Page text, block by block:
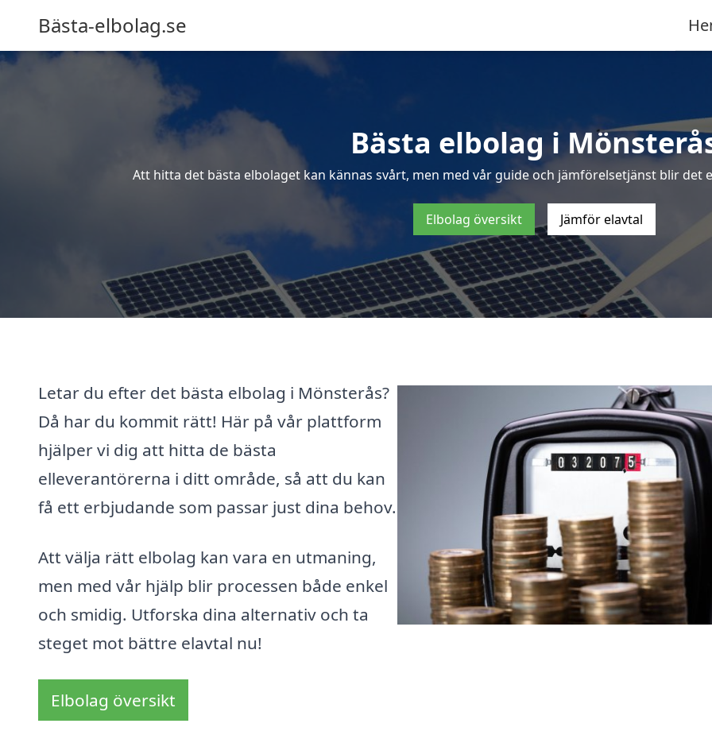
Bästa-elbolag.se
Bästa elbolag i
Att hitta det bästa elbolaget kan kännas svårt, men med vår guide och jämförelsetjänst blir det
Elbolag översikt Jämför elavtal
Letar du efter det bästa elbolag i Mönsterås?
Då har du kommit rätt! Här på vår plattform
hjälper vi dig att hitta de bästa
elleverantörerna i ditt område, så att du kan
få ett erbjudande som passar just dina behov.
Att välja rätt elbolag kan vara en utmaning,
men med vår hjälp blir processen både enkel
och smidig. Utforska dina alternativ och ta
steget mot bättre elavtal nu!
Elbolag översikt